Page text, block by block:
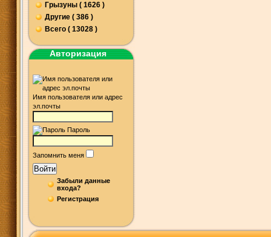
Грызуны ( 1626 )
Другие ( 386 )
Всего ( 13028 )
Авторизация
Имя пользователя или адрес
эл.почты
Пароль
Запомнить меня
Войти
Забыли данные
входа?
Регистрация